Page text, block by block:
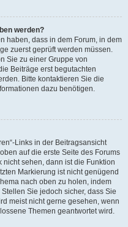
werden?
haben, dass in dem Forum, in dem
zuerst geprüft werden müssen.
Sie zu einer Gruppe von
Beiträge erst begutachten
Bitte kontaktieren Sie die
dazu benötigen.
Links in der Beitragsansicht
auf die erste Seite des Forums
sehen, dann ist die Funktion
Markierung ist nicht genügend
nach oben zu holen, indem
Sie jedoch sicher, dass Sie
meist nicht gerne gesehen, wenn
Themen geantwortet wird.